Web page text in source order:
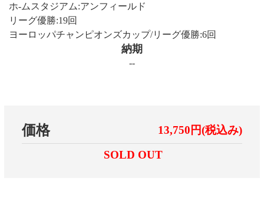
ホ-ムスタジアム:アンフィールド
リーグ優勝:19回
ヨーロッパチャンピオンズカップ/リーグ優勝:6回
納期
--
価格
13,750円(税込み)
SOLD OUT